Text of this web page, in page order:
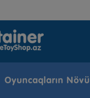
Oyuncaqların Növü